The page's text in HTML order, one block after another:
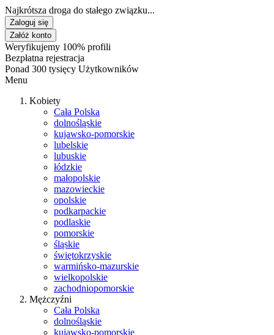
Najkrótsza droga do stałego związku...
Zaloguj się
Załóż konto
Weryfikujemy 100% profili
Bezpłatna rejestracja
Ponad 300 tysięcy Użytkowników
Menu
Kobiety
Cała Polska
dolnośląskie
kujawsko-pomorskie
lubelskie
lubuskie
łódzkie
małopolskie
mazowieckie
opolskie
podkarpackie
podlaskie
pomorskie
śląskie
świętokrzyskie
warmińsko-mazurskie
wielkopolskie
zachodniopomorskie
Mężczyźni
Cała Polska
dolnośląskie
kujawsko-pomorskie